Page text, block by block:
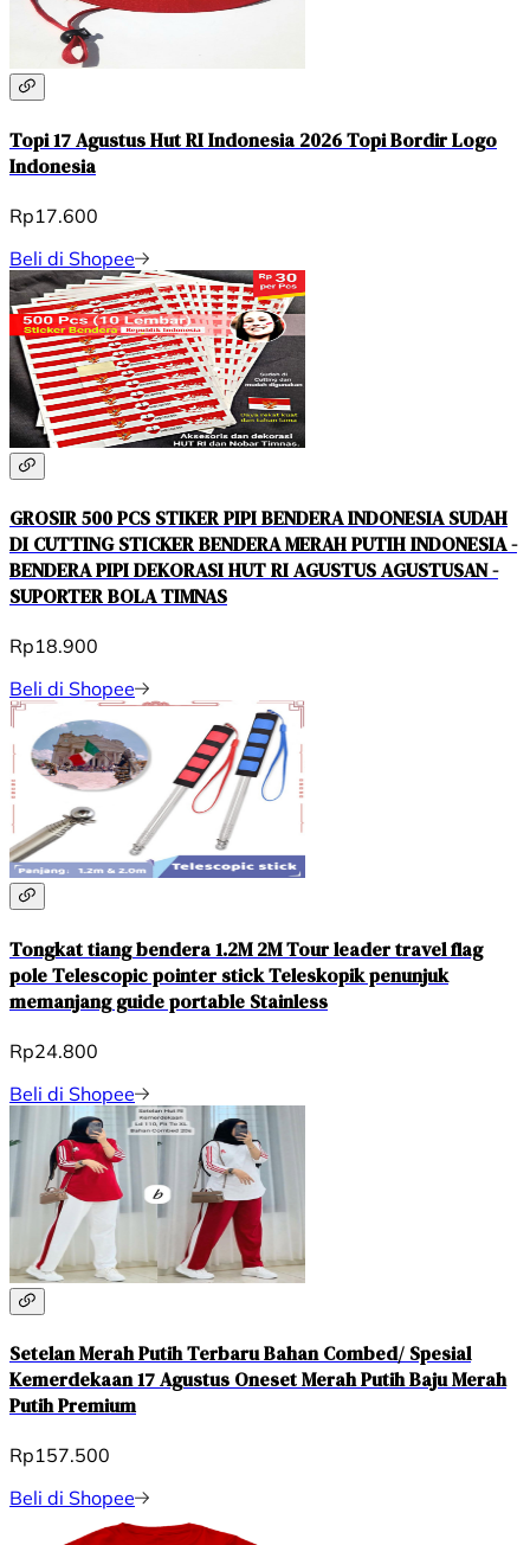
Topi 17 Agustus Hut RI Indonesia 2026 Topi Bordir Logo
Indonesia
Rp17.600
Beli di Shopee
GROSIR 500 PCS STIKER PIPI BENDERA INDONESIA SUDAH
DI CUTTING STICKER BENDERA MERAH PUTIH INDONESIA -
BENDERA PIPI DEKORASI HUT RI AGUSTUS AGUSTUSAN -
SUPORTER BOLA TIMNAS
Rp18.900
Beli di Shopee
Tongkat tiang bendera 1.2M 2M Tour leader travel flag
pole Telescopic pointer stick Teleskopik penunjuk
memanjang guide portable Stainless
Rp24.800
Beli di Shopee
Setelan Merah Putih Terbaru Bahan Combed/ Spesial
Kemerdekaan 17 Agustus Oneset Merah Putih Baju Merah
Putih Premium
Rp157.500
Beli di Shopee